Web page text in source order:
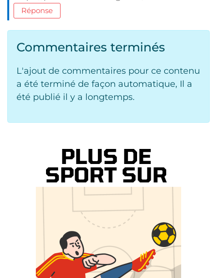
Réponse
Commentaires terminés
L'ajout de commentaires pour ce contenu
a été terminé de façon automatique, Il a
été publié il y a longtemps.